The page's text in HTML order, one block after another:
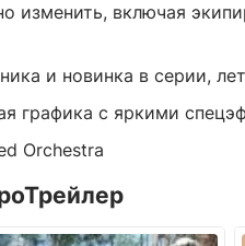
изменить, включая
и новинка в серии,
графика с яркими
Orchestra